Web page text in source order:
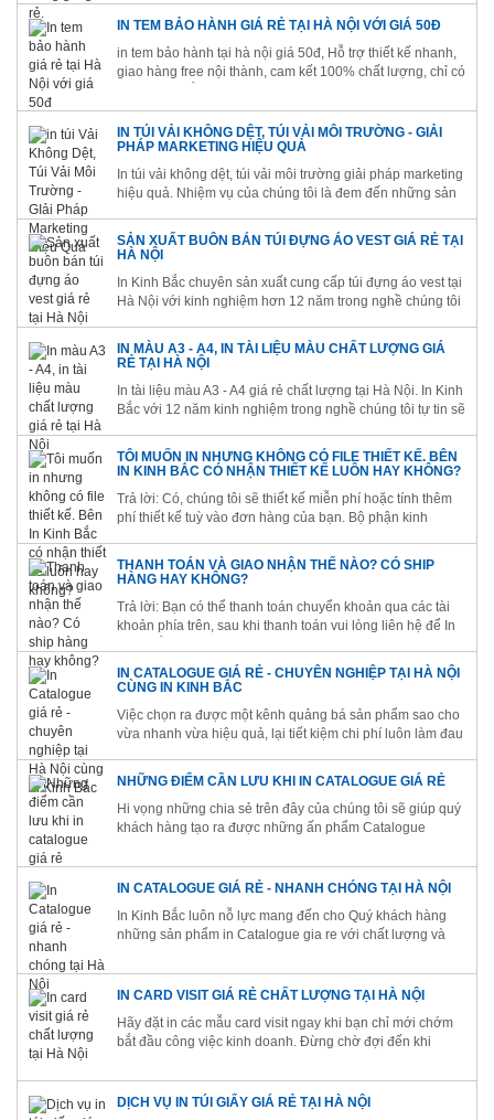
IN TEM BẢO HÀNH GIÁ RẺ TẠI HÀ NỘI VỚI GIÁ 50Đ
in tem bảo hành tại hà nội giá 50đ, Hỗ trợ thiết kế nhanh,
giao hàng free nội thành, cam kết 100% chất lượng, chỉ có
IN TÚI VẢI KHÔNG DỆT, TÚI VẢI MÔI TRƯỜNG - GIẢI
PHÁP MARKETING HIỆU QUẢ
In túi vải không dệt, túi vải môi trường giải pháp marketing
hiệu quả. Nhiệm vụ của chúng tôi là đem đến những sản
Với chữ tín đặt lên hàng đầu.
SẢN XUẤT BUÔN BÁN TÚI ĐỰNG ÁO VEST GIÁ RẺ TẠI
HÀ NỘI
In Kinh Bắc chuyên sản xuất cung cấp túi đựng áo vest tại
Hà Nội với kinh nghiệm hơn 12 năm trong nghề chúng tôi
IN MÀU A3 - A4, IN TÀI LIỆU MÀU CHẤT LƯỢNG GIÁ
RẺ TẠI HÀ NỘI
In tài liệu màu A3 - A4 giá rẻ chất lượng tại Hà Nội. In Kinh
Bắc với 12 năm kinh nghiệm trong nghề chúng tôi tự tin sẽ
TÔI MUỐN IN NHƯNG KHÔNG CÓ FILE THIẾT KẾ. BÊN
IN KINH BẮC CÓ NHẬN THIẾT KẾ LUÔN HAY KHÔNG?
Trả lời: Có, chúng tôi sẽ thiết kế miễn phí hoặc tính thêm
phí thiết kế tuỳ vào đơn hàng của bạn. Bộ phận kinh
THANH TOÁN VÀ GIAO NHẬN THẾ NÀO? CÓ SHIP
HÀNG HAY KHÔNG?
Trả lời: Bạn có thể thanh toán chuyển khoản qua các tài
khoản phía trên, sau khi thanh toán vui lòng liên hệ để In
tính phí) nếu khách hàng có yêu cầu. Trong nội thành Hà
Nội thường sẽ...
IN CATALOGUE GIÁ RẺ - CHUYÊN NGHIỆP TẠI HÀ NỘI
CÙNG IN KINH BẮC
Việc chọn ra được một kênh quảng bá sản phẩm sao cho
vừa nhanh vừa hiệu quả, lại tiết kiệm chi phí luôn làm đau
hiệu cho vấn đề này.
NHỮNG ĐIỂM CẦN LƯU KHI IN CATALOGUE GIÁ RẺ
Hi vọng những chia sẻ trên đây của chúng tôi sẽ giúp quý
khách hàng tạo ra được những ấn phẩm Catalogue
kinh doanh và doanh thu của mình các bạn nhé!
IN CATALOGUE GIÁ RẺ - NHANH CHÓNG TẠI HÀ NỘI
In Kinh Bắc luôn nỗ lực mang đến cho Quý khách hàng
những sản phẩm in Catalogue gia re với chất lượng và
IN CARD VISIT GIÁ RẺ CHẤT LƯỢNG TẠI HÀ NỘI
Hãy đặt in các mẫu card visit ngay khi bạn chỉ mới chớm
bắt đầu công việc kinh doanh. Đừng chờ đợi đến khi
đánh mất một vài khách hàng tiềm năng mà bạn gặp
trước đó đấy.
DỊCH VỤ IN TÚI GIẤY GIÁ RẺ TẠI HÀ NỘI